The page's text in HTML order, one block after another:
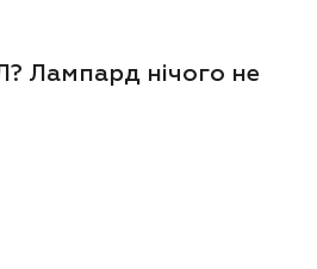
Лампард нічого не